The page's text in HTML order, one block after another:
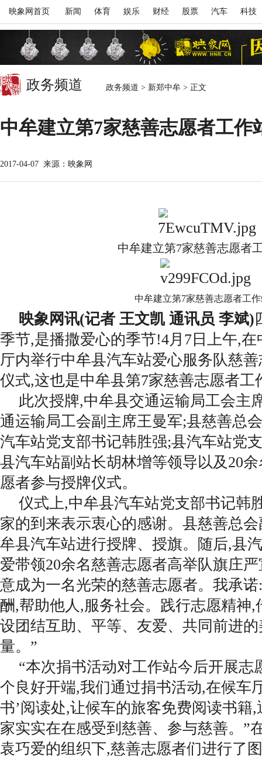
映象网首页 新闻 体育 娱乐 财经 股票 汽车 科技
政务频道 政务频道 > 新郑中牟 > 正文
中牟建立第7家慈善志愿者工作
2017-04-07 来源：映象网
中牟建立第7家慈善志愿者
中牟建立第7家慈善志愿者工
映象网讯(记者 王文凯 通讯员 李斌)
季节,是播撒爱心的季节!4月7日上午,
厅内举行中牟县汽车站爱心服务队慈
仪式,这也是中牟县第7家慈善志愿者工
此次授牌,中牟县交通运输局工会主
通运输局工会副主席王曼军;县慈善总
汽车站党支部书记韩胜强;县汽车站党
县汽车站副站长胡林增等领导以及20
愿者参与授牌仪式。
仪式上,中牟县汽车站党支部书记韩
家的到来表示衷心的感谢。县慈善总
牟县汽车站进行授牌、授旗。随后,县
爱带领20余名慈善志愿者高举队旗庄
意成为一名光荣的慈善志愿者。我承
酬,帮助他人,服务社会。践行志愿精神,
设团结互助、平等、友爱、共同前进
量。”
“本次捐书活动对工作站今后开展志
个良好开端,我们通过捐书活动,在候车
书’阅读处,让候车的旅客免费阅读书籍
家实实在在感受到慈善、参与慈善。”
袁巧爱的组织下,慈善志愿者们进行了